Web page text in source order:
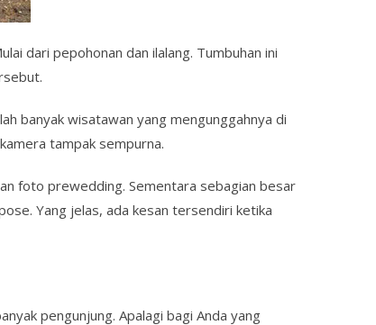
dari pepohonan dan ilalang. Tumbuhan ini
banyak wisatawan yang mengunggahnya di
tampak sempurna.
foto prewedding. Sementara sebagian besar
Yang jelas, ada kesan tersendiri ketika
pengunjung. Apalagi bagi Anda yang